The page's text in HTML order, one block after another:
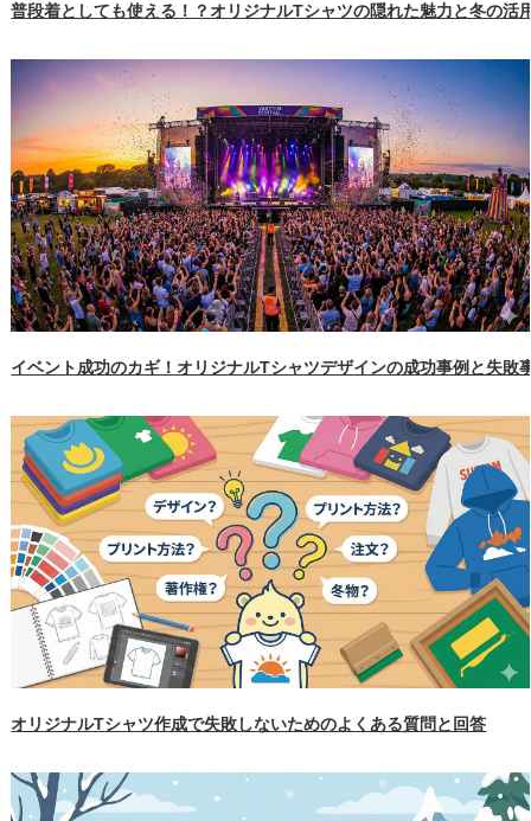
普段着としても使える！？オリジナルTシャツの隠れた魅力と冬の活
イベント成功のカギ！オリジナルTシャツデザインの成功事例と失敗
オリジナルTシャツ作成で失敗しないためのよくある質問と回答